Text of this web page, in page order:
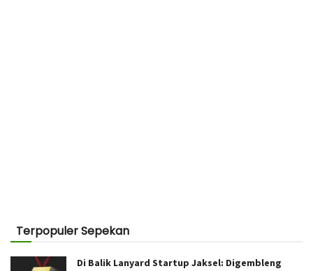
Terpopuler Sepekan
Di Balik Lanyard Startup Jaksel: Digembleng